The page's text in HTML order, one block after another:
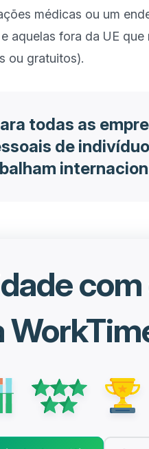
médicas ou um
aquelas fora da UE
todas as
de
com